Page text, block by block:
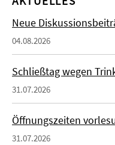
Neue
04.08.2026
Schließtag wegen
31.07.2026
Öffnungszeiten
31.07.2026